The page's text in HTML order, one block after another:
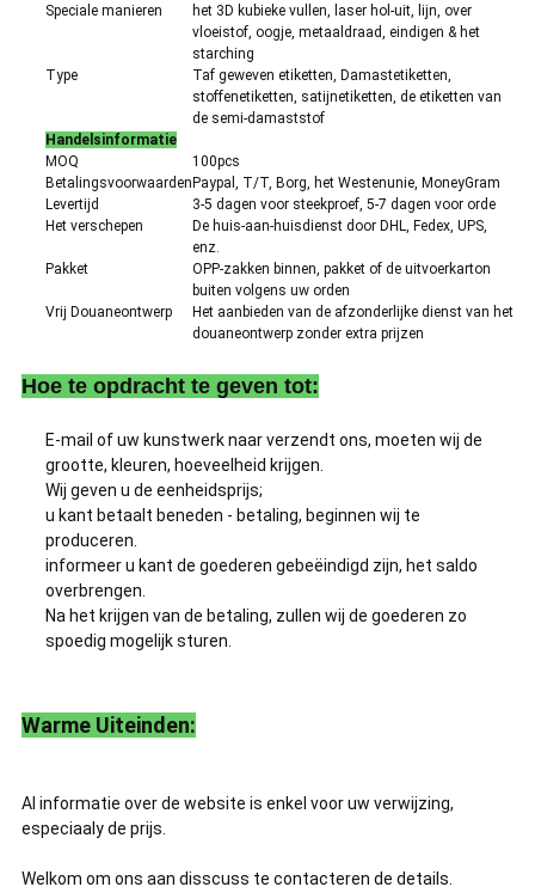
Speciale manieren
het 3D kubieke vullen, laser hol-uit, lijn, over
vloeistof, oogje, metaaldraad, eindigen & het
starching
Type
Taf geweven etiketten, Damastetiketten,
stoffenetiketten, satijnetiketten, de etiketten van
de semi-damaststof
Handelsinformatie
MOQ
100pcs
Betalingsvoorwaarden Paypal, T/T, Borg, het Westenunie, MoneyGram
Levertijd
3-5 dagen voor steekproef, 5-7 dagen voor orde
Het verschepen
De huis-aan-huisdienst door DHL, Fedex, UPS,
enz.
Pakket
OPP-zakken binnen, pakket of de uitvoerkarton
buiten volgens uw orden
Vrij Douaneontwerp
Het aanbieden van de afzonderlijke dienst van het
douaneontwerp zonder extra prijzen
Hoe te opdracht te geven tot:
E-mail of uw kunstwerk naar verzendt ons, moeten wij de
grootte, kleuren, hoeveelheid krijgen.
Wij geven u de eenheidsprijs;
u kant betaalt beneden - betaling, beginnen wij te
produceren.
informeer u kant de goederen gebeëindigd zijn, het saldo
overbrengen.
Na het krijgen van de betaling, zullen wij de goederen zo
spoedig mogelijk sturen.
Warme Uiteinden:
Al informatie over de website is enkel voor uw verwijzing,
especiaaly de prijs.
Welkom om ons aan disscuss te contacteren de details.